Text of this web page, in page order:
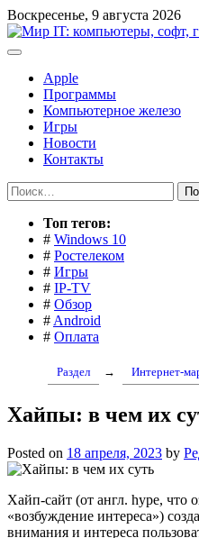
Перейти
к
содержимому
Воскресенье, 9 августа 2026
Apple
Программы
Компьютерное железо
Игры
Новости
Контакты
Найти:
Toп тегов:
# Windows 10
# Ростелеком
# Игры
# IP-TV
# Обзор
# Android
# Оплата
Раздел → Интернет-
Хайпы: в чем их
Posted on 18 апреля, 2023 by
Хайп-сайт (от англ. hype, что
«возбуждение интереса»)
внимания и интереса